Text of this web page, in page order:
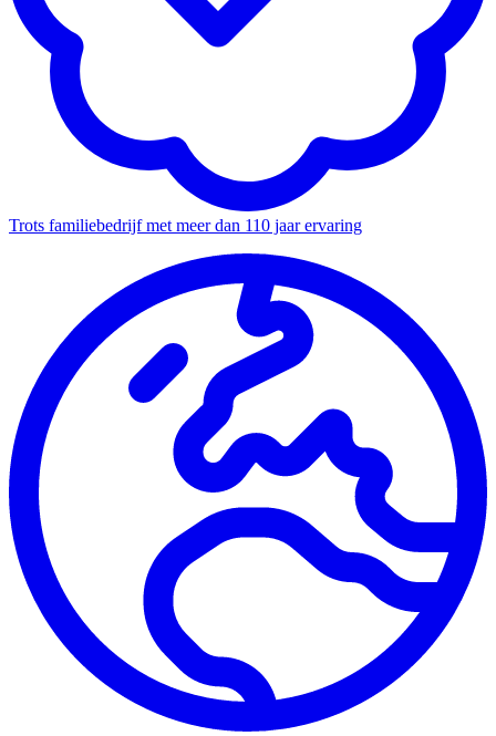
Trots familiebedrijf met meer dan 110 jaar ervaring